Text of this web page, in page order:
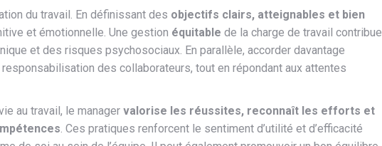
du travail. En définissant des objectifs clairs, atteignables et bien
et émotionnelle. Une gestion équitable de la charge de travail contribue
et des risques psychosociaux. En parallèle, accorder davantage
des collaborateurs, tout en répondant aux attentes
au travail, le manager valorise les réussites, reconnaît les efforts et
. Ces pratiques renforcent le sentiment d’utilité et d’efficacité